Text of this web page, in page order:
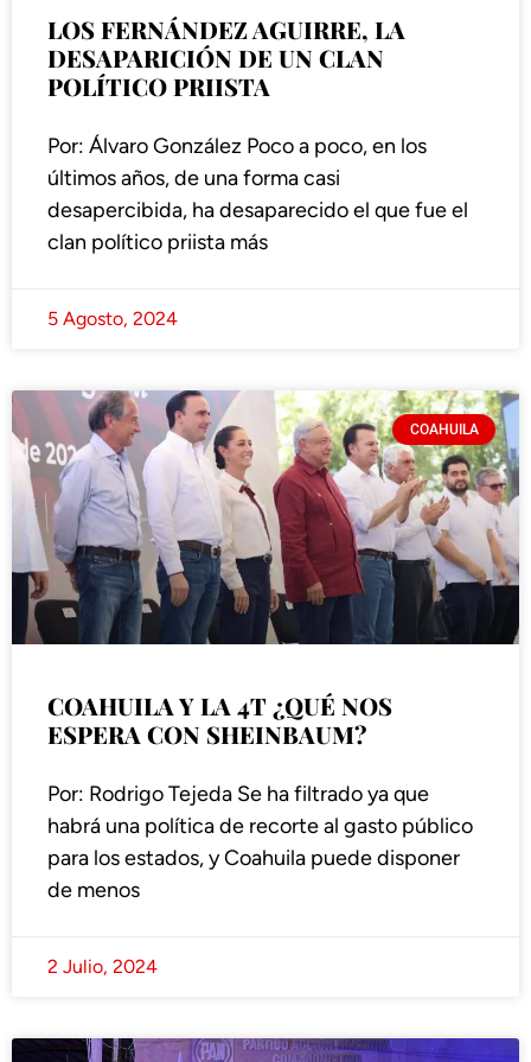
LOS FERNÁNDEZ AGUIRRE, LA
DESAPARICIÓN DE UN CLAN
POLÍTICO PRIISTA
Por: Álvaro González Poco a poco, en los
últimos años, de una forma casi
desapercibida, ha desaparecido el que fue el
clan político priista más
5 Agosto, 2024
COAHUILA
COAHUILA Y LA 4T ¿QUÉ NOS
ESPERA CON SHEINBAUM?
Por: Rodrigo Tejeda Se ha filtrado ya que
habrá una política de recorte al gasto público
para los estados, y Coahuila puede disponer
de menos
2 Julio, 2024